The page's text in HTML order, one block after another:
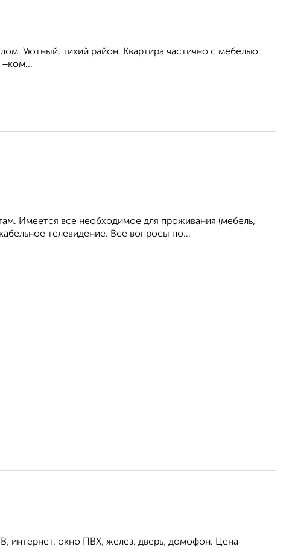
Уютный, тихий район. Квартира частично с мебелью.
+ком...
Имеется все необходимое для проживания (мебель,
телевидение. Все вопросы по...
интернет, окно ПВХ, желез. дверь, домофон. Цена